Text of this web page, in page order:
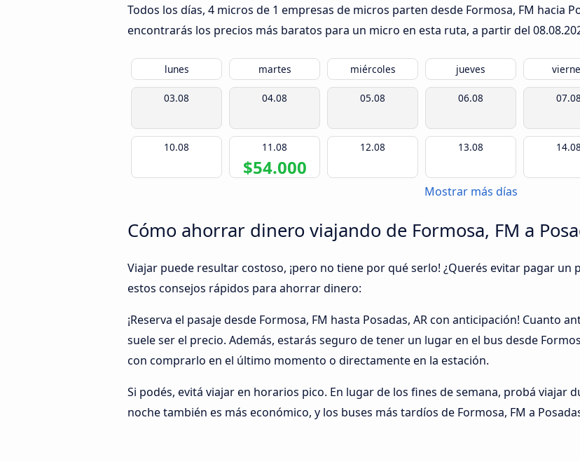
Todos los días, 4 micros de 1 empresas de micros parten desde Formosa, FM hacia
encontrarás los precios más baratos para un micro en esta ruta, a partir del
lunes martes miércoles jueves
03.08 04.08 05.08 06.08 07.08
10.08 11.08
$54.000
12.08 13.08 14.08
Mostrar más días
Cómo ahorrar dinero viajando de Formosa, FM a
Viajar puede resultar costoso, ¡pero no tiene por qué serlo! ¿Querés evitar pagar un
estos consejos rápidos para ahorrar dinero:
¡Reserva el pasaje desde Formosa, FM hasta Posadas, AR con anticipación! Cuanto
suele ser el precio. Además, estarás seguro de tener un lugar en el bus desde
con comprarlo en el último momento o directamente en la estación.
Si podés, evitá viajar en horarios pico. En lugar de los fines de semana, probá viajar
noche también es más económico, y los buses más tardíos de Formosa, FM a